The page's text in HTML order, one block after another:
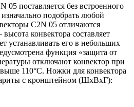
05 поставляется без встроенного
изначально подобрать любой
C2N 05 отличаются
конвектора составляет
устанавливать его в небольших
функция «защита от
отключают конвектор при
110°C. Ножки для конвектора
с кронштейном (ШxВxГ):